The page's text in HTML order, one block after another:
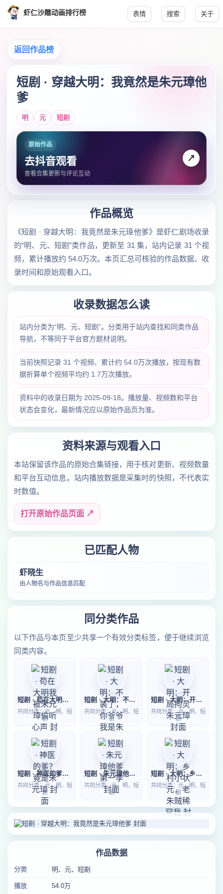
虾仁沙雕动画排行榜 表情 搜索 关于
返回作品榜
短剧 · 穿越大明：我竟然是朱元璋他
爹
明 元 短剧
原始作品
去抖音观看
查看合集更新与评论互动
↗
作品概览
《短剧 · 穿越大明：我竟然是朱元璋他爹》是虾仁剧场收录
的“明、元、短剧”类作品，更新至 31 集，站内记录 31 个视
频，累计播放约 54.0万次。本页汇总可核验的作品数据、收
录时间和原始观看入口。
收录数据怎么读
站内分类为“明、元、短剧”。分类用于站内查找和同类作品
导航，不等同于平台官方题材说明。
当前快照记录 31 个视频、累计约 54.0万次播放，按现有数
据折算单个视频平均约 1.7万次播放。
资料中的收录日期为 2025-09-18。播放量、视频数和平台
状态会变化，最新情况应以原始作品页为准。
资料来源与观看入口
本站保留该作品的原始合集链接，用于核对更新、视频数量
和平台互动信息。站内播放数据是采集时的快照，不代表实
时数值。
打开原始作品页面 ↗
已匹配人物
虾晓生
由人物名与作品信息匹配
同分类作品
以下作品与本页至少共享一个有效分类标签，便于继续浏览
同类内容。
短剧 · 苟在大明我被朱元璋偷听心声
共同分类：元、明、短
剧
短剧 · 大明：不装了，你爷爷我是朱元璋第二季
共同分类：元、明、短
剧
短剧 · 大明：开局拘灵朱元璋
共同分类：元、明、短
剧
短剧 · 神医的爹？竟是朱元璋
共同分类：元、明、短
剧
短剧 · 朱元璋他爹第一季
共同分类：元、明、短
剧
短剧 · 大明：乡村小状元，老朱贼稀罕我
共同分类：元、明、短
剧
作品数据
分类 明、元、短剧
播放 54.0万